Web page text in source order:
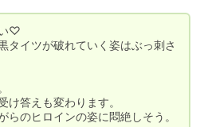
♡
タイツが破れていく姿はぶっ刺さ
け答えも変わります。
らのヒロインの姿に悶絶しそう。